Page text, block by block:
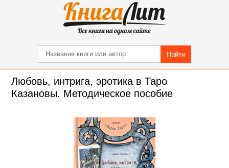
Найти
Любовь, интрига, эротика в Таро
Казановы. Методическое пособие